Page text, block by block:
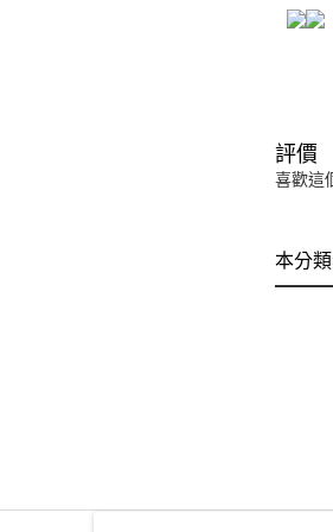
評價
喜歡這
本分